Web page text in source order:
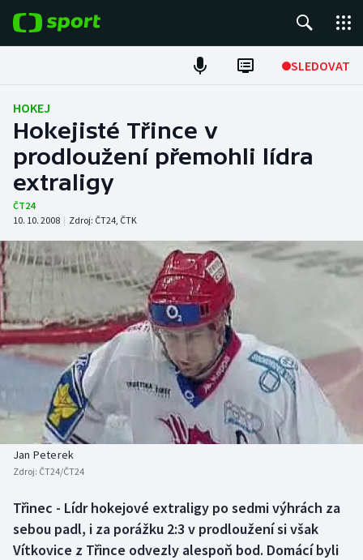
SLEDOVAT
Fotbal
Hokej
Tenis
Atletika
Cyklistika
DALŠÍ SPORTY
Americký fotbal
Baseball a softbal
Basketbal
Biatlon
Box
NEPŘEHLÉDNĚTE
Soutěže
Historické návraty
Aplikace ČT sport
HOKEJ
Hokejisté Třince v
prodloužení přemohli lídra
extraligy
ČT24
10. 10. 2008 | Zdroj: ČT24, ČTK
Jan Peterek
Zdroj: ČT24/ČT24
Třinec - Lídr hokejové extraligy po sedmi výhrách za
sebou padl, i za porážku 2:3 v prodloužení si však
Vítkovice z Třince odvezly alespoň bod. Domácí byli